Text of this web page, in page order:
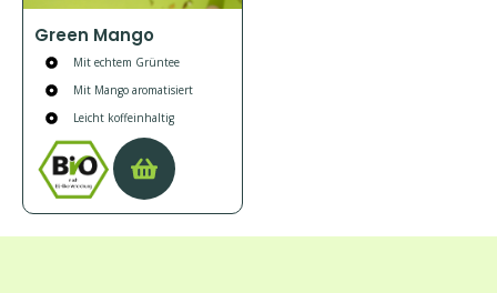
Green Mango
Mit echtem Grüntee
Mit Mango aromatisiert
Leicht koffeinhaltig